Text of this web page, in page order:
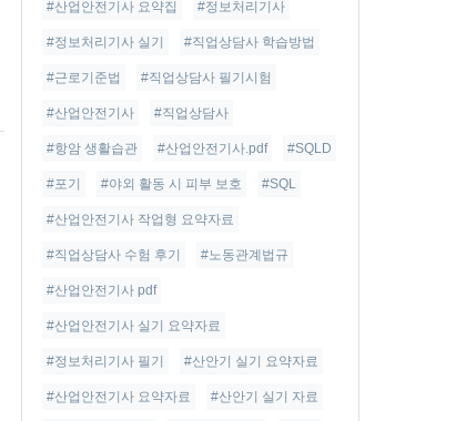
#산업안전기사 요약집 #정보처리기사
#정보처리기사 실기 #직업상담사 학습방법
#근로기준법 #직업상담사 필기시험
#산업안전기사 #직업상담사
#항암 생활습관 #산업안전기사.pdf #SQLD
#포기 #야외 활동 시 피부 보호 #SQL
#산업안전기사 작업형 요약자료
#직업상담사 수험 후기 #노동관계법규
#산업안전기사 pdf
#산업안전기사 실기 요약자료
#정보처리기사 필기 #산안기 실기 요약자료
#산업안전기사 요약자료 #산안기 실기 자료